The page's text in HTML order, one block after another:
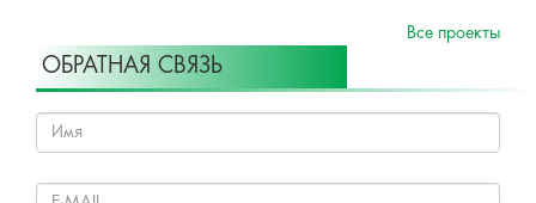
Все проекты
ОБРАТНАЯ СВЯЗЬ